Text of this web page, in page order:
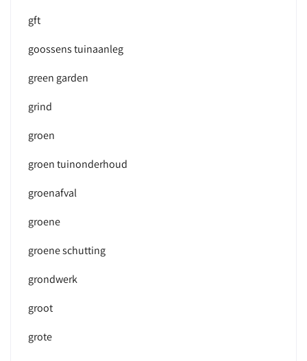
gft
goossens tuinaanleg
green garden
grind
groen
groen tuinonderhoud
groenafval
groene
groene schutting
grondwerk
groot
grote